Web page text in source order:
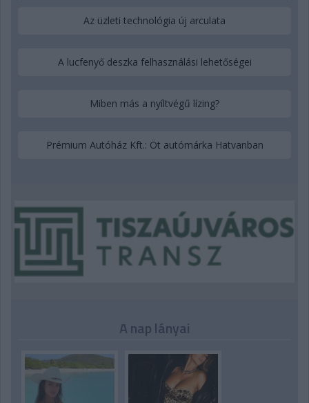
Az üzleti technológia új arculata
A lucfenyő deszka felhasználási lehetőségei
Miben más a nyíltvégű lízing?
Prémium Autóház Kft.: Öt autómárka Hatvanban
A nap lányai